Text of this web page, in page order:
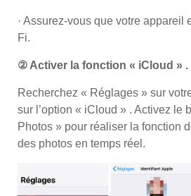
· Assurez-vous que votre appareil
Fi.
② Activer la fonction « iCloud » .
Recherchez « Réglages » sur
sur l’option « iCloud » . Activez le
Photos » pour réaliser la fonction
des photos en temps réel.